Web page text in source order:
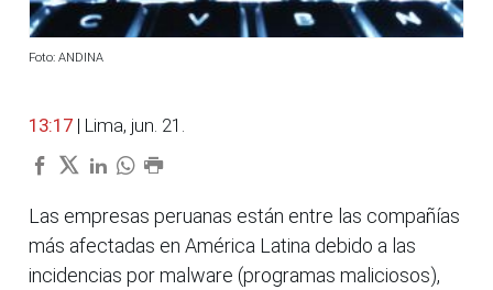
Foto: ANDINA
13:17 | Lima, jun. 21.
Las empresas peruanas están entre las compañías
más afectadas en América Latina debido a las
incidencias por malware (programas maliciosos),